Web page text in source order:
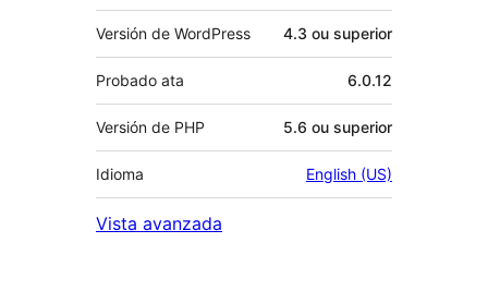
Versión de WordPress 4.3 ou superior
Probado ata 6.0.12
Versión de PHP 5.6 ou superior
Idioma English (US)
Vista avanzada